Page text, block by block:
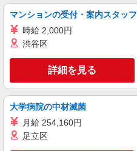
マンションの受付・案内スタッフ
時給 2,000円
渋谷区
詳細を見る
大学病院の中材滅菌
月給 254,160円
足立区